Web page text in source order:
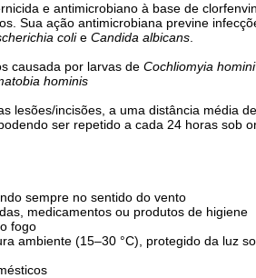
e antimicrobiano à base de
Sua ação antimicrobiana previne
colie Candida albicans
causada por larvas de Cochliomyia
hominis
lesões/incisões, a uma distância média
ser repetido a cada 24 horas sob
sempre no sentido do vento
medicamentos ou produtos de higiene
fogo
ambiente (15–30 °C), protegido da luz